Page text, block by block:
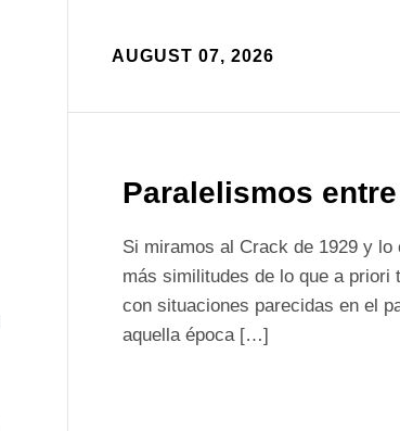
AUGUST 07, 2026
Paralelismos
Si miramos al Crack de 1929 y
más similitudes de lo que a
con situaciones parecidas en el
aquella época […]